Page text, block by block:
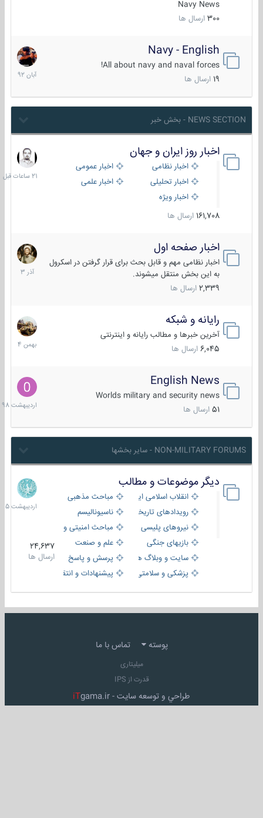
Navy News
300 ارسال ها
Navy - English
All about navy and naval forces!
ارسال ها
22
آبان
1392
NEWS SECTION - بخش خبر
اخبار روز ایران و جهان
اخبار نظامی
اخبار عمومی
اخبار تحلیلی
اخبار علمی
اخبار ویژه
161,708 ارسال ها
21
ساعات
قبل
اخبار صفحه اول
اخبار نظامی مهم و قابل بحث برای قرار گرفتن در اسکرول
به این بخش منتقل میشوند.
2,339 ارسال ها
7
آذر
1403
رایانه و شبکه
آخرین خبرها و مطالب رایانه و اینترنتی
6,045 ارسال ها
30
بهمن
1404
English News
Worlds military and security news
51 ارسال ها
10
1398
NON-MILITARY FORUMS - سایر بخشها
دیگر موضوعات و مطالب
انقلاب اسلامی ایران
مباحث مذهبی
رویدادهای تاریخی و مذهبیناسیونالیسم
نیروهای پلیسی
مباحث امنیتی و اطلاعاتی
بازیهای جنگی
علم و صنعت
سایت و وبلاگ ها
پرسش و پاسخ
پزشکی و سلامتی
پیشنهادات و انتقادات
24,637
ارسال ها
8
1405
پوسته تماس با ما
میلیتاری
قدرت از IPS
طراحي و توسعه سايت - iTgama.ir